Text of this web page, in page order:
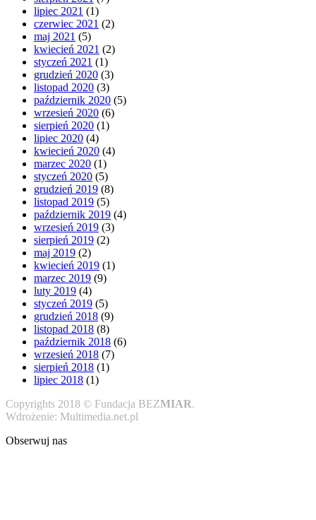
lipiec 2021 (1)
czerwiec 2021 (2)
maj 2021 (5)
kwiecień 2021 (2)
styczeń 2021 (1)
grudzień 2020 (3)
listopad 2020 (3)
październik 2020 (5)
wrzesień 2020 (6)
sierpień 2020 (1)
lipiec 2020 (4)
kwiecień 2020 (4)
marzec 2020 (1)
styczeń 2020 (5)
grudzień 2019 (8)
listopad 2019 (5)
październik 2019 (4)
wrzesień 2019 (3)
sierpień 2019 (2)
maj 2019 (2)
kwiecień 2019 (1)
marzec 2019 (9)
luty 2019 (4)
styczeń 2019 (5)
grudzień 2018 (9)
listopad 2018 (8)
październik 2018 (6)
wrzesień 2018 (7)
sierpień 2018 (1)
lipiec 2018 (1)
Copyrights 2018 © Fundacja BEZMIAR.
Wdrożenie: Multimedia.net.pl
Obserwuj nas